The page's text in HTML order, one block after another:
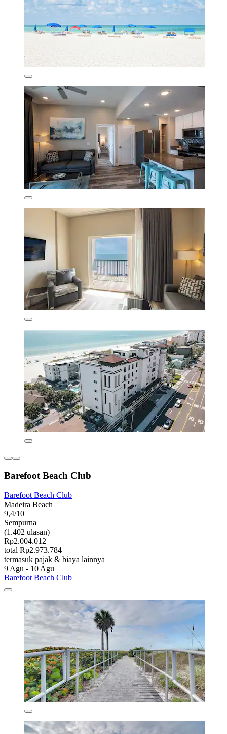
Barefoot Beach Club
Barefoot Beach Club
Madeira Beach
9,4/10
Sempurna
(1.402 ulasan)
Rp2.004.012
total Rp2.973.784
termasuk pajak & biaya lainnya
9 Agu - 10 Agu
Barefoot Beach Club